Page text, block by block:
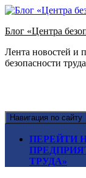
Блог «Центра
Лента новостей и
безопасности
Навигация по сайту
ПЕРЕЙТИ
ТРУДА»